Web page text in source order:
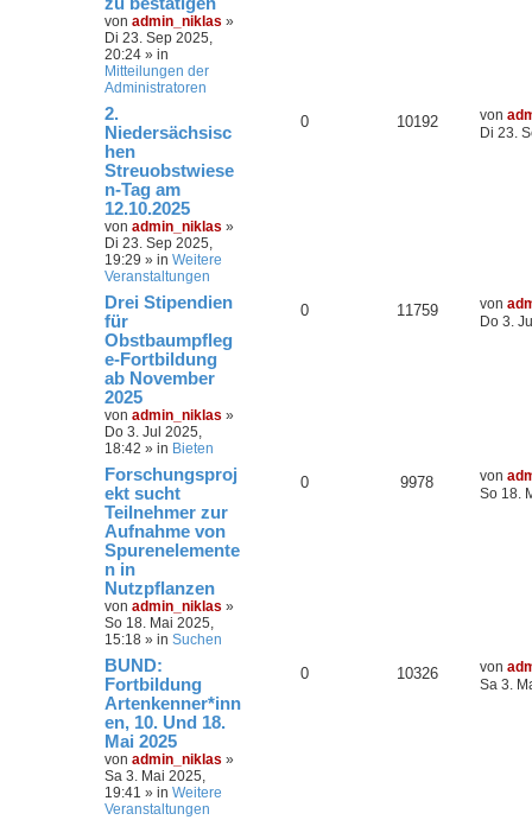
zu bestätigen
von admin_niklas »
Di 23. Sep 2025,
20:24 » in
Mitteilungen der
Administratoren
2.
Niedersächsisc
hen
Streuobstwiese
n-Tag am
12.10.2025
von admin_niklas »
Di 23. Sep 2025,
19:29 » in Weitere
Veranstaltungen
0 10192 von
Di 23.
Drei Stipendien
für
Obstbaumpfleg
e-Fortbildung
ab November
2025
von admin_niklas »
Do 3. Jul 2025,
18:42 » in Bieten
0 11759 von
Do 3.
Forschungsproj
ekt sucht
Teilnehmer zur
Aufnahme von
Spurenelemente
n in
Nutzpflanzen
von admin_niklas »
So 18. Mai 2025,
15:18 » in Suchen
0 9978 von
So 18.
BUND:
Fortbildung
Artenkenner*inn
en, 10. Und 18.
Mai 2025
von admin_niklas »
Sa 3. Mai 2025,
19:41 » in Weitere
Veranstaltungen
0 10326 von
Sa 3.